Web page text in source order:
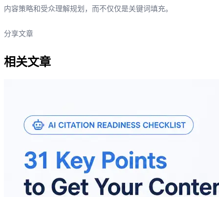
内容策略和受众理解规划，而不仅仅是关键词填充。
分享文章
相关文章